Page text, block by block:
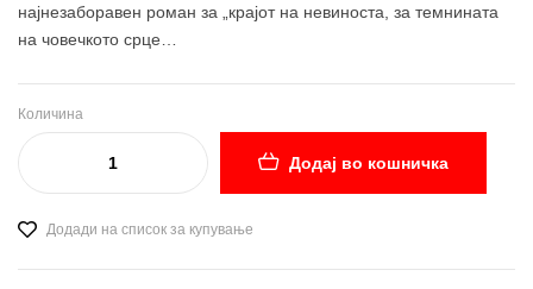
најнезаборавен роман за „крајот на невиноста, за темнината
на човечкото срце…
Количина
Додај во кошничка
Додади на список за купување